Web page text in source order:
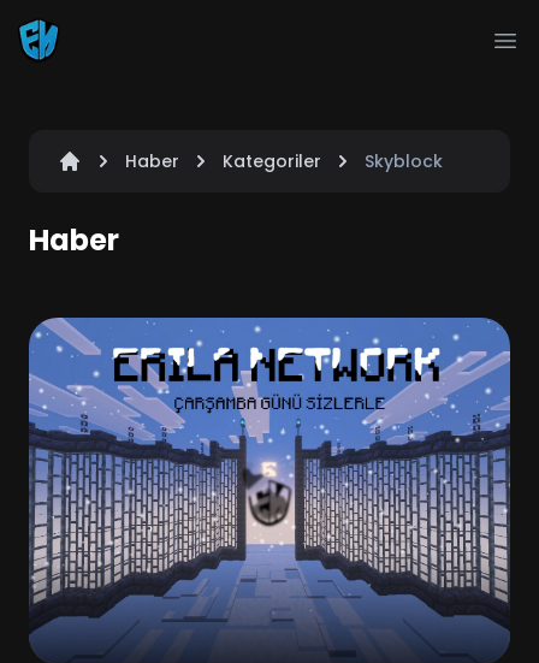
Haber Kategoriler Skyblock
Haber